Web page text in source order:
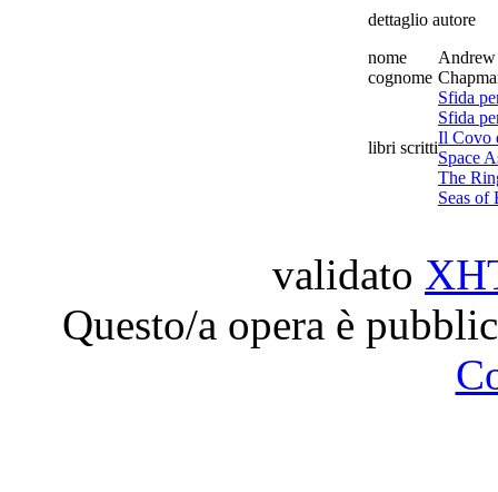
dettaglio autore
nome
Andrew
cognome
libri scritti
Sfida
Sfida
Il Covo
Space
The
Seas of
validato
Questo/a opera è